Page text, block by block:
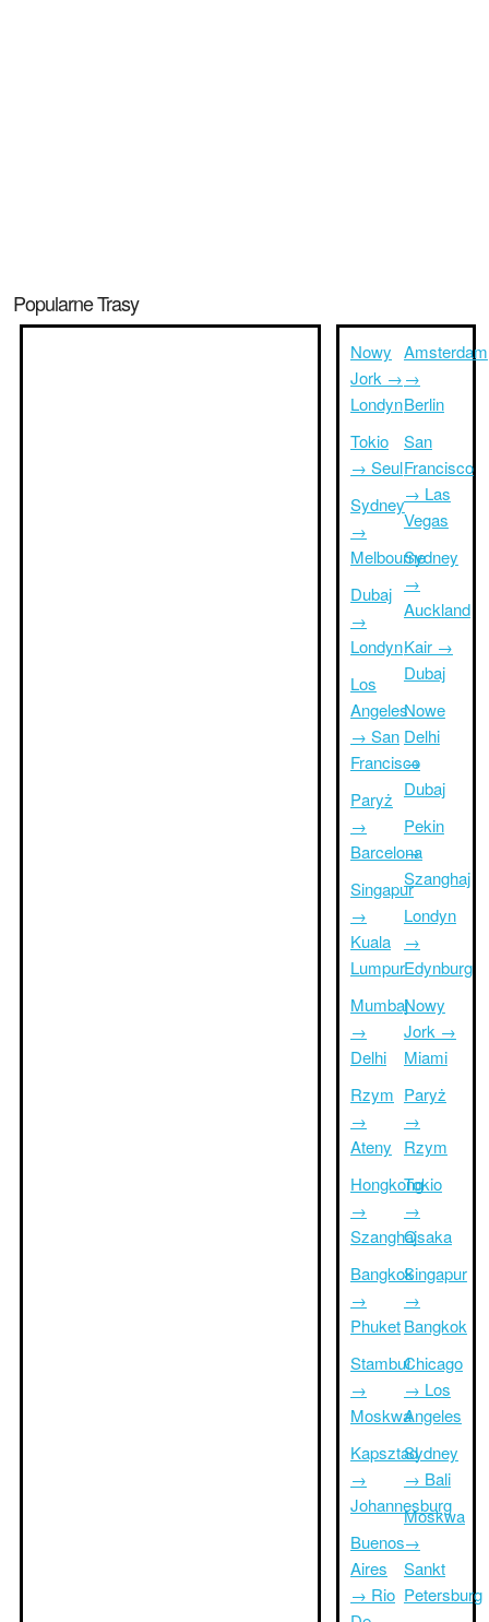
Popularne Trasy
Nowy
Jork →
Londyn
Tokio
→ Seul
Sydney
→
Melbourne
Dubaj
→
Londyn
Los
Angeles
→ San
Francisco
Paryż
→
Barcelona
Singapur
→
Kuala
Lumpur
Mumbaj
→
Delhi
Rzym
→
Ateny
Hongkong
→
Szanghaj
Bangkok
→
Phuket
Stambuł
→
Moskwa
Kapsztad
→
Johannesburg
Buenos
Aires
→ Rio
Amsterdam
→
Berlin
San
Francisco
→ Las
Vegas
Sydney
→
Auckland
Kair →
Dubaj
Nowe
Delhi
→
Dubaj
Pekin
→
Szanghaj
Londyn
→
Edynburg
Nowy
Jork →
Miami
Paryż
→
Rzym
Tokio
→
Osaka
Singapur
→
Bangkok
Chicago
→ Los
Angeles
Sydney
→ Bali
Moskwa
→
Sankt
Petersburg